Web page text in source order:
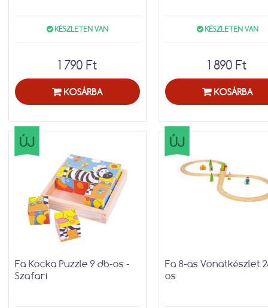
KÉSZLETEN VAN
1 790 Ft
KOSÁRBA
KÉSZLETEN VAN
1 890 Ft
KOSÁRBA
ÚJ
Fa Kocka Puzzle 9 db-os -
Szafari
ÚJ
Fa 8-as Vonatkészlet
os